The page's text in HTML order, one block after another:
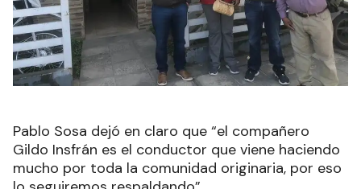
Pablo Sosa dejó en claro que “el compañero
Gildo Insfrán es el conductor que viene haciendo
mucho por toda la comunidad originaria, por eso